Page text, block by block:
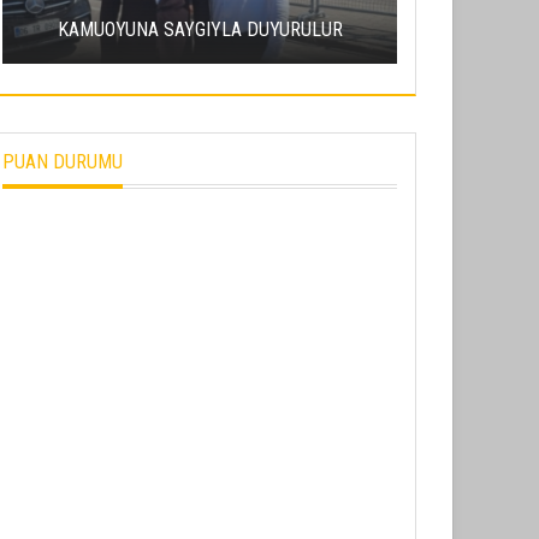
KAMUOYUNA SAYGIYLA DUYURULUR
PUAN DURUMU